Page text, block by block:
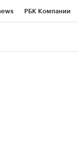
РБК Компании